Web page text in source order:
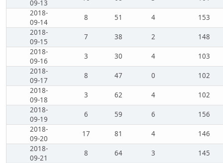
09-13
2018-
09-14
8 51 4
153
2018-
09-15
7 38 2
148
2018-
09-16
3 30 4
103
2018-
09-17
8 47 0
102
2018-
09-18
3 62 4
102
2018-
09-19
6 59 6
156
2018-
09-20
17 81 4
146
2018-
09-21
8 64 3
145